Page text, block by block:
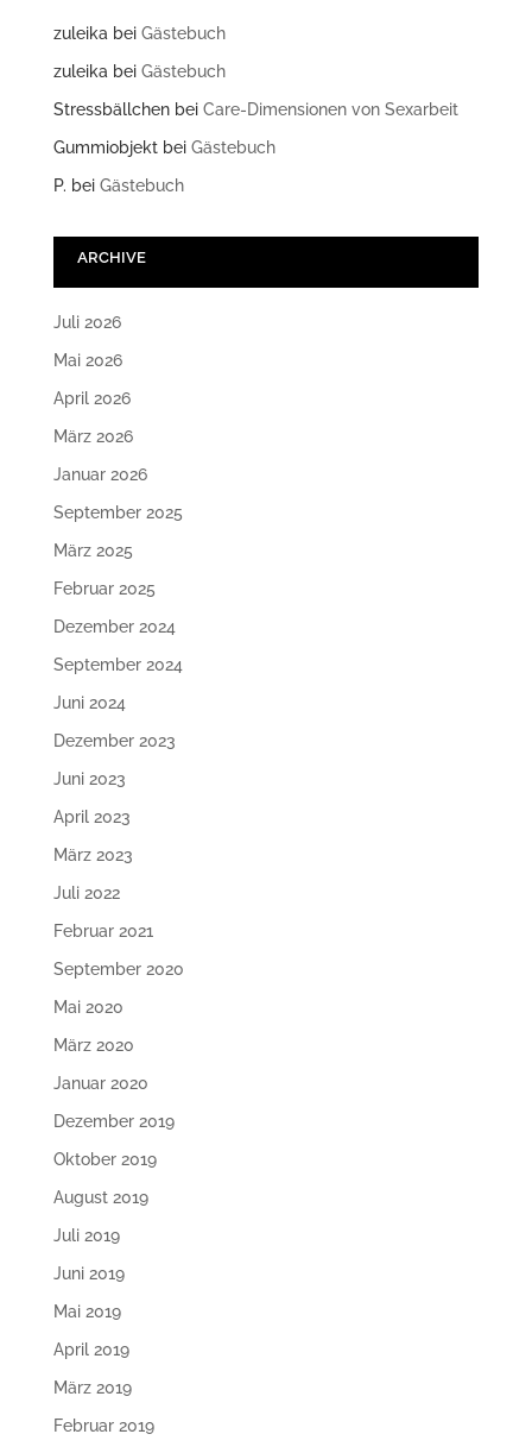
zuleikabei Gästebuch
zuleikabei Gästebuch
Stressbällchenbei Care-Dimensionen von Sexarbeit
Gummiobjektbei Gästebuch
P. bei Gästebuch
ARCHIVE
Juli 2026
Mai 2026
April 2026
März 2026
Januar 2026
September 2025
März 2025
Februar 2025
Dezember 2024
September 2024
Juni 2024
Dezember 2023
Juni 2023
April 2023
März 2023
Juli 2022
Februar 2021
September 2020
Mai 2020
März 2020
Januar 2020
Dezember 2019
Oktober 2019
August 2019
Juli 2019
Juni 2019
Mai 2019
April 2019
März 2019
Februar 2019